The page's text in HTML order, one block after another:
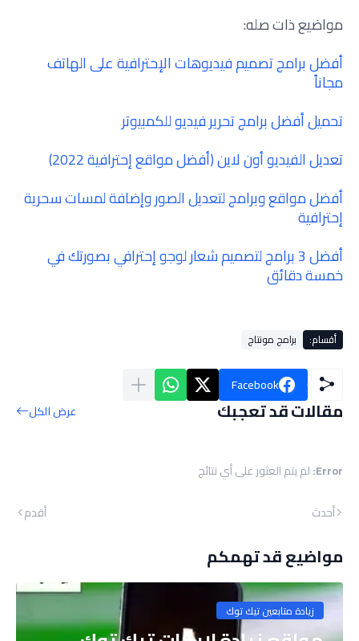
مواضيع ذات صله:
أفضل برامج تصميم فيديوهات الإحترافية على الهاتف
مجاناً
تحميل أفضل برامج تحرير فيديو للكمبيوتر
تعديل الفيديو أون لاين (أفضل مواقع إحترافية 2022)
أفضل مواقع وبرامج لتعديل الصور وإضافة لمسات سحرية
إحترافية
أفضل 3 برامج لتصميم شعار لوجو إحترافي بصورتك في
خمسة دقائق
أقسام: برامج مونتاج
Facebook
مقالات قد تعجبك عرض الكل
Error: لم يتم العثور على أي نتائج
أحدث
أقدم
مواضيع قد تهمكم
زيادة متابعين تيك توك